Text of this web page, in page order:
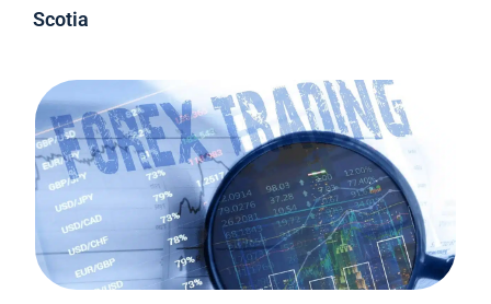
Scotia